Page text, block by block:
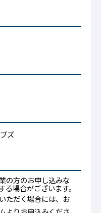
ズ
の方のお申し込みな
場合がございます。
ただく場合には、お